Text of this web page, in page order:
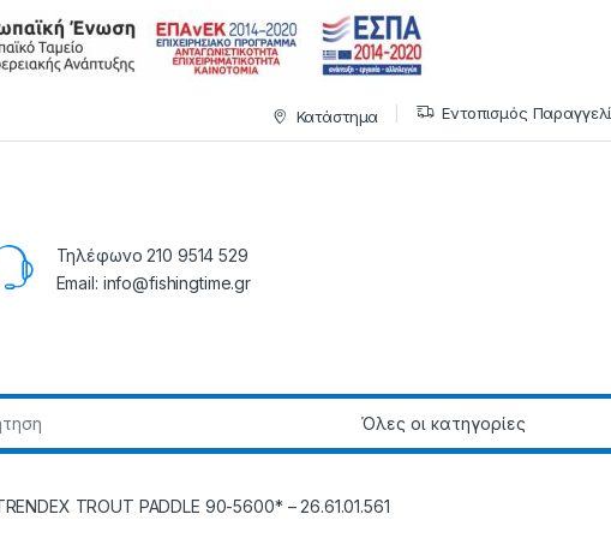
Κατάστημα Εντοπισμός
Τηλέφωνο 210 9514 529
Email: info@fishingtime.gr
TROUT PADDLE 90-5600* – 26.61.01.561